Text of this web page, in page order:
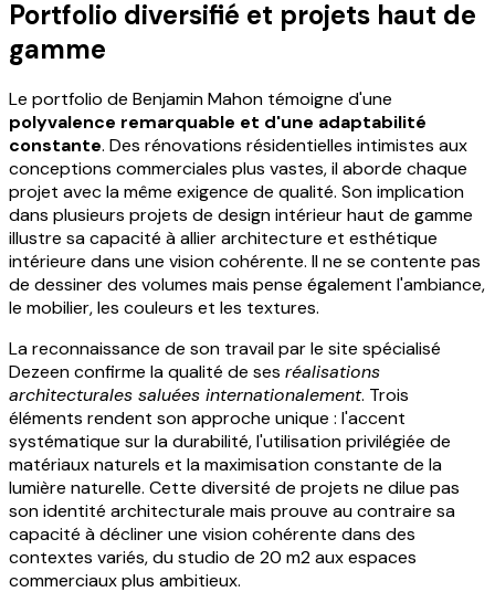
Portfolio diversifié et projets haut de
gamme
Le portfolio de Benjamin Mahon témoigne d'une
polyvalence remarquable et d'une adaptabilité
constante. Des rénovations résidentielles intimistes aux
conceptions commerciales plus vastes, il aborde chaque
projet avec la même exigence de qualité. Son implication
dans plusieurs projets de design intérieur haut de gamme
illustre sa capacité à allier architecture et esthétique
intérieure dans une vision cohérente. Il ne se contente pas
de dessiner des volumes mais pense également l'ambiance,
le mobilier, les couleurs et les textures.
La reconnaissance de son travail par le site spécialisé
Dezeen confirme la qualité de ses réalisations
architecturales saluées internationalement. Trois
éléments rendent son approche unique : l'accent
systématique sur la durabilité, l'utilisation privilégiée de
matériaux naturels et la maximisation constante de la
lumière naturelle. Cette diversité de projets ne dilue pas
son identité architecturale mais prouve au contraire sa
capacité à décliner une vision cohérente dans des
contextes variés, du studio de 20 m2 aux espaces
commerciaux plus ambitieux.